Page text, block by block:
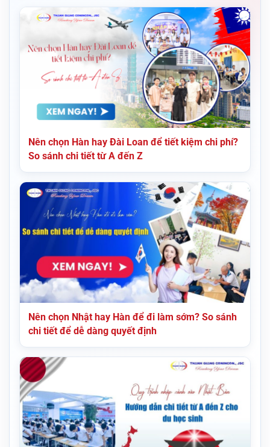
Nên chọn Hàn hay Đài Loan để tiết kiệm chi phí?
So sánh chi tiết từ A đến Z
Nên chọn Nhật hay Hàn để đi làm sớm? So sánh
chi tiết để dễ dàng quyết định